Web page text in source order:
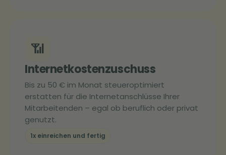
📶
Internetkostenzuschuss
Bis zu 50 € im Monat steueroptimiert
erstatten für die Internetanschlüsse Ihrer
Mitarbeitenden – egal ob beruflich oder privat
genutzt.
1x einreichen und fertig